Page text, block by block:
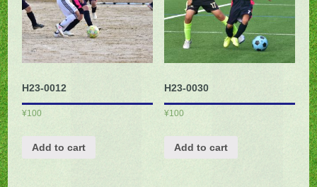
H23-0012
¥100
Add to cart
H23-0030
¥100
Add to cart